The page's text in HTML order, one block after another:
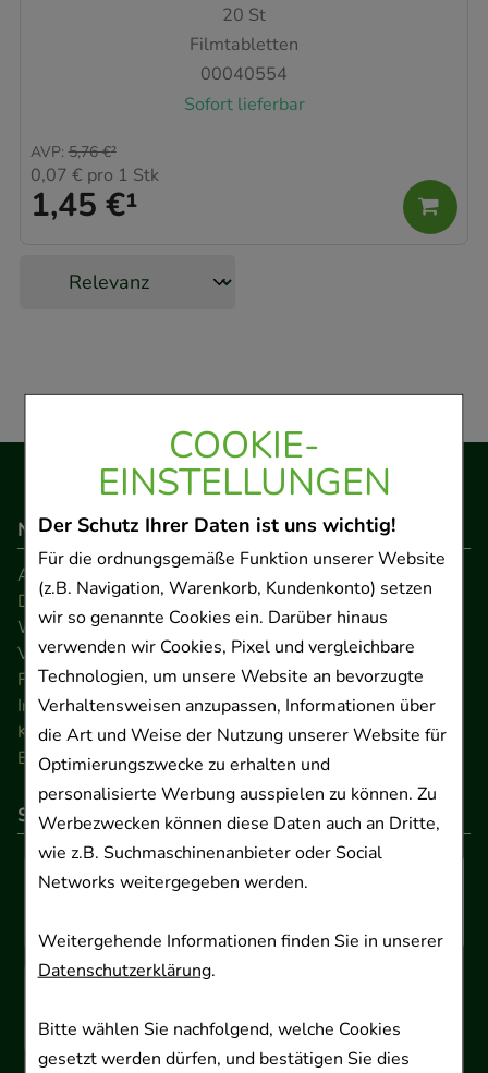
COOKIE-
EINSTELLUNGEN
Der Schutz Ihrer Daten ist uns wichtig!
Für die ordnungsgemäße Funktion unserer Website
(z.B. Navigation, Warenkorb, Kundenkonto) setzen
wir so genannte Cookies ein. Darüber hinaus
verwenden wir Cookies, Pixel und vergleichbare
Technologien, um unsere Website an bevorzugte
Verhaltensweisen anzupassen, Informationen über
die Art und Weise der Nutzung unserer Website für
Optimierungszwecke zu erhalten und
personalisierte Werbung ausspielen zu können. Zu
Werbezwecken können diese Daten auch an Dritte,
wie z.B. Suchmaschinenanbieter oder Social
Networks weitergegeben werden.
Weitergehende Informationen finden Sie in unserer
Datenschutzerklärung.
Bitte wählen Sie nachfolgend, welche Cookies
gesetzt werden dürfen, und bestätigen Sie dies
20 St
Filmtabletten
00040554
Sofort lieferbar
1,45 €¹
AVP: 5,76 €²
0,07 € pro 1 Stk
Navigation
AGB
Datenschutz
Widerrufsrecht
Versandkosten
FAQ
Impressum
Kontakt
Barrierefreiheitserklärung
So können Sie bezahlen